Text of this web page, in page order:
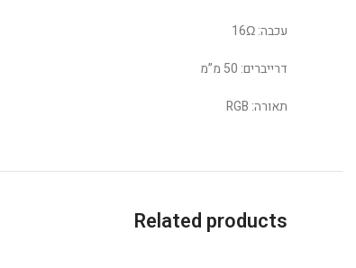
עכבה: 16Ω
דרייברים: 50 מ”מ
תאורה: RGB
Related products